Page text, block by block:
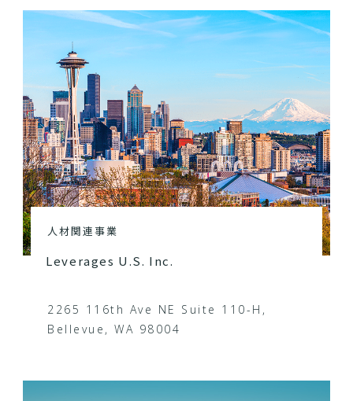
人材関連事業
Leverages U.S. Inc.
2265 116th Ave NE Suite 110-H,
Bellevue, WA 98004